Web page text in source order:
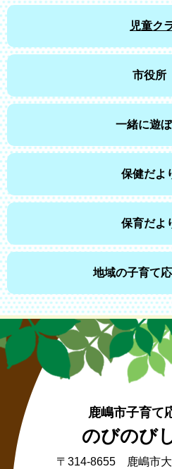
児童ク
市役所
一緒に遊
保健だよ
保育だよ
地域の子育て
鹿嶋市子育て
のびのび
〒314-8655 鹿嶋市